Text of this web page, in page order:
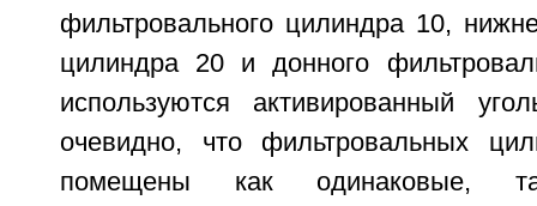
фильтровального цилиндра 10,
цилиндра 20 и донного
используются активированный
очевидно, что фильтровальных
помещены как одинаковые,